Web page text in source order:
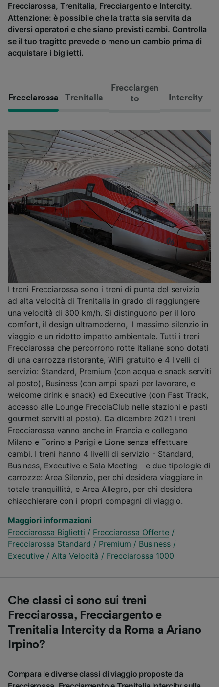
Frecciarossa, Trenitalia, Frecciargento e Intercity.
Attenzione: è possibile che la tratta sia servita da
diversi operatori e che siano previsti cambi. Controlla
se il tuo tragitto prevede o meno un cambio prima di
acquistare i biglietti.
Frecciarossa Trenitalia
Frecciargen
to
Intercity
I treni Frecciarossa sono i treni di punta del servizio
ad alta velocità di Trenitalia in grado di raggiungere
una velocità di 300 km/h. Si distinguono per il loro
comfort, il design ultramoderno, il massimo silenzio in
viaggio e un ridotto impatto ambientale. Tutti i treni
Frecciarossa che percorrono rotte italiane sono dotati
di una carrozza ristorante, WiFi gratuito e 4 livelli di
servizio: Standard, Premium (con acqua e snack serviti
al posto), Business (con ampi spazi per lavorare, e
welcome drink e snack) ed Executive (con Fast Track,
accesso alle Lounge FrecciaClub nelle stazioni e pasti
gourmet serviti al posto). Da dicembre 2021 i treni
Frecciarossa vanno anche in Francia e collegano
Milano e Torino a Parigi e Lione senza effettuare
cambi. I treni hanno 4 livelli di servizio - Standard,
Business, Executive e Sala Meeting - e due tipologie di
carrozze: Area Silenzio, per chi desidera viaggiare in
totale tranquillità, e Area Allegro, per chi desidera
chiacchierare con i propri compagni di viaggio.
Maggiori informazioni
Frecciarossa Biglietti / Frecciarossa Offerte /
Frecciarossa Standard / Premium / Business /
Executive / Alta Velocità / Frecciarossa 1000
Che classi ci sono sui treni
Frecciarossa, Frecciargento e
Trenitalia Intercity da Roma a Ariano
Irpino?
Compara le diverse classi di viaggio proposte da